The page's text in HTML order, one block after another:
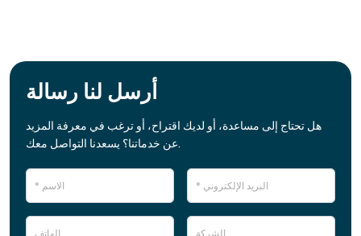
أرسل لنا رسالة
هل تحتاج إلى مساعدة، أو لديك اقتراح، أو ترغب في معرفة المزيد
عن خدماتنا؟ يسعدنا التواصل معك.